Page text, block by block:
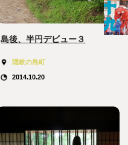
2014.10.20
隠岐の島町
島後、半円デビュー３